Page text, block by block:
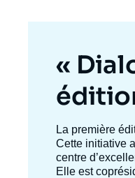
Titre
mis
en
avant
«
Texte
accroche
La première
Cette initiative
centre
Elle est